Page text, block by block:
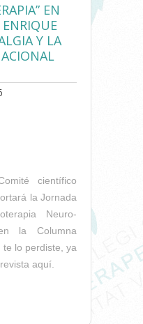
EN
Y LA
científico
la Jornada
Neuro-
la Columna
te lo perdiste, ya
aquí.
EN ONDA